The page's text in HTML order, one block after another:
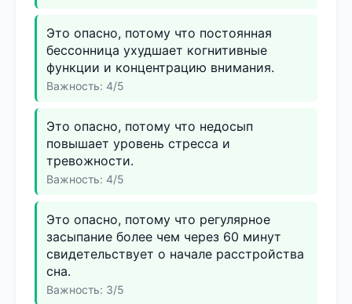
Это опасно, потому что постоянная
бессонница ухудшает когнитивные
функции и концентрацию внимания.
Важность: 4/5
Это опасно, потому что недосып
повышает уровень стресса и
тревожности.
Важность: 4/5
Это опасно, потому что регулярное
засыпание более чем через 60 минут
свидетельствует о начале расстройства
сна.
Важность: 3/5